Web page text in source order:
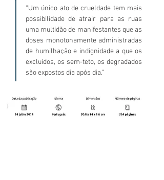
“Um único ato de crueldade tem mais
possibilidade de atrair para as ruas
uma multidão de manifestantes que as
doses monotonamente administradas
de humilhação e indignidade a que os
excluídos, os sem-teto, os degradados
são expostos dia após dia.”